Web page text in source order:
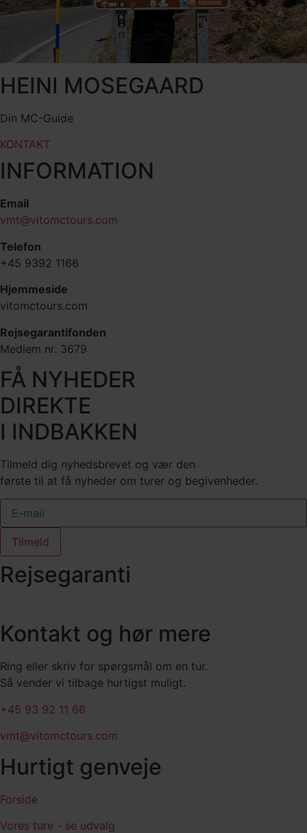
HEINI MOSEGAARD
Din MC-Guide
KONTAKT
INFORMATION
Email
vmt@vitomctours.com
Telefon
+45 9392 1166
Hjemmeside
vitomctours.com
Rejsegarantifonden
Medlem nr. 3679
FÅ NYHEDER
DIREKTE
I INDBAKKEN
Tilmeld dig nyhedsbrevet og vær den
første til at få nyheder om turer og begivenheder.
Tilmeld
Rejsegaranti
Kontakt og hør mere
Ring eller skriv for spørgsmål om en tur.
Så vender vi tilbage hurtigst muligt.
+45 93 92 11 66
vmt@vitomctours.com
Hurtigt genveje
Forside
Vores ture - se udvalg